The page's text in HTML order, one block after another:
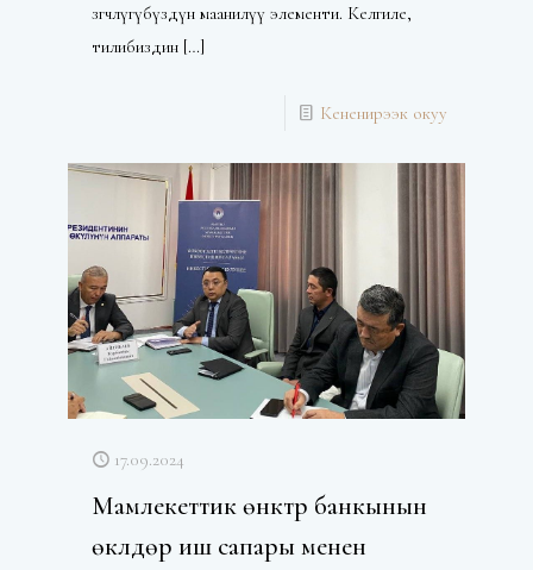
өзгөчөлүгүбүздүн маанилүү элементи. Келгиле,
тилибиздин […]
Кененирээк окуу
17.09.2024
Мамлекеттик өнүктүрүү банкынын
өкүлдөрү иш сапары менен